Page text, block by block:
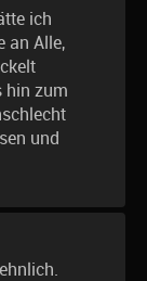
ich
an Alle,
hin zum
und